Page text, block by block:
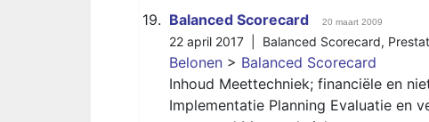
19. Balanced Scorecard 20 maart 2009
22 april 2017 | Balanced Scorecard,
Belonen > Balanced Scorecard
Inhoud Meettechniek; financiële en
Implementatie Planning Evaluatie en